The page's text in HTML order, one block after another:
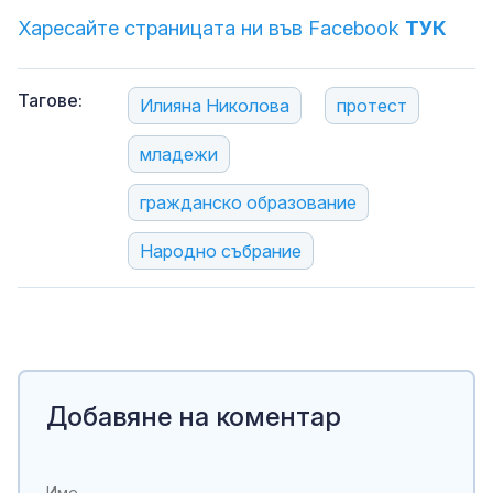
Харесайте страницата ни във Facebook ТУК
Тагове: Илияна Николова протест
младежи
гражданско образование
Народно събрание
Добавяне на коментар